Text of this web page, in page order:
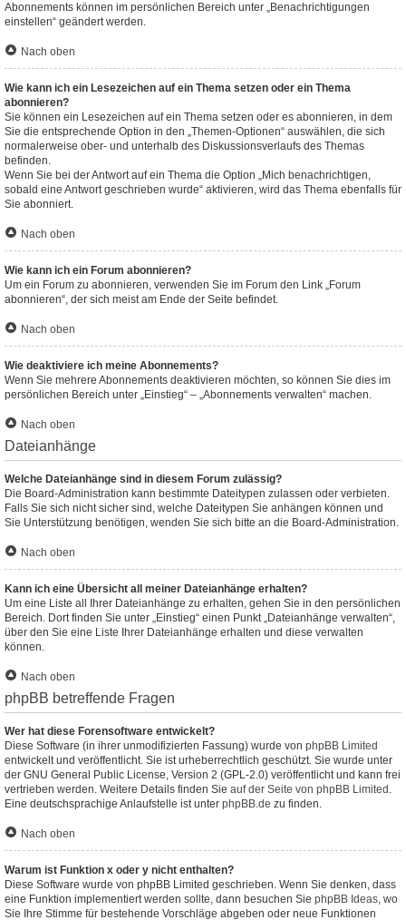
Abonnements können im persönlichen Bereich unter „Benachrichtigungen
einstellen“ geändert werden.
Nach oben
Wie kann ich ein Lesezeichen auf ein Thema setzen oder ein Thema
abonnieren?
Sie können ein Lesezeichen auf ein Thema setzen oder es abonnieren, in dem
Sie die entsprechende Option in den „Themen-Optionen“ auswählen, die sich
normalerweise ober- und unterhalb des Diskussionsverlaufs des Themas
befinden.
Wenn Sie bei der Antwort auf ein Thema die Option „Mich benachrichtigen,
sobald eine Antwort geschrieben wurde“ aktivieren, wird das Thema ebenfalls für
Sie abonniert.
Nach oben
Wie kann ich ein Forum abonnieren?
Um ein Forum zu abonnieren, verwenden Sie im Forum den Link „Forum
abonnieren“, der sich meist am Ende der Seite befindet.
Nach oben
Wie deaktiviere ich meine Abonnements?
Wenn Sie mehrere Abonnements deaktivieren möchten, so können Sie dies im
persönlichen Bereich unter „Einstieg“ – „Abonnements verwalten“ machen.
Nach oben
Dateianhänge
Welche Dateianhänge sind in diesem Forum zulässig?
Die Board-Administration kann bestimmte Dateitypen zulassen oder verbieten.
Falls Sie sich nicht sicher sind, welche Dateitypen Sie anhängen können und
Sie Unterstützung benötigen, wenden Sie sich bitte an die Board-Administration.
Nach oben
Kann ich eine Übersicht all meiner Dateianhänge erhalten?
Um eine Liste all Ihrer Dateianhänge zu erhalten, gehen Sie in den persönlichen
Bereich. Dort finden Sie unter „Einstieg“ einen Punkt „Dateianhänge verwalten“,
über den Sie eine Liste Ihrer Dateianhänge erhalten und diese verwalten
können.
Nach oben
phpBB betreffende Fragen
Wer hat diese Forensoftware entwickelt?
Diese Software (in ihrer unmodifizierten Fassung) wurde von phpBB Limited
entwickelt und veröffentlicht. Sie ist urheberrechtlich geschützt. Sie wurde unter
der GNU General Public License, Version 2 (GPL-2.0) veröffentlicht und kann frei
vertrieben werden. Weitere Details finden Sie auf der Seite von phpBB Limited .
Eine deutschsprachige Anlaufstelle ist unter phpBB.de zu finden.
Nach oben
Warum ist Funktion x oder y nicht enthalten?
Diese Software wurde von phpBB Limited geschrieben. Wenn Sie denken, dass
eine Funktion implementiert werden sollte, dann besuchen Sie phpBB Ideas, wo
Sie Ihre Stimme für bestehende Vorschläge abgeben oder neue Funktionen